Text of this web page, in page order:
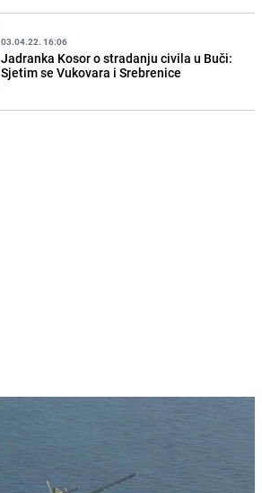
03.04.22. 16:06
Jadranka Kosor o stradanju civila u Buči:
Sjetim se Vukovara i Srebrenice